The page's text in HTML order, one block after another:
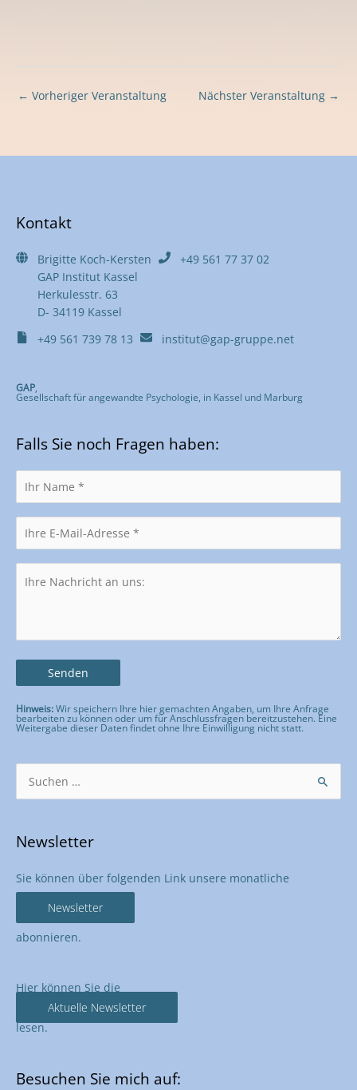
← Vorheriger Veranstaltung Nächster Veranstaltung →
Kontakt
Brigitte Koch-Kersten
GAP Institut Kassel
Herkulesstr. 63
D- 34119 Kassel
+49 561 77 37 02
+49 561 739 78 13 institut@gap-gruppe.net
GAP,
Gesellschaft für angewandte Psychologie, in Kassel und Marburg
Falls Sie noch Fragen haben:
Hinweis:Wir speichern Ihre hier gemachten Angaben, um Ihre Anfrage
bearbeiten zu können oder um für Anschlussfragen bereitzustehen. Eine
Weitergabe dieser Daten findet ohne Ihre Einwilligung nicht statt.
Bitte lasse dieses Feld leer.
Newsletter
Sie können über folgenden Link unsere monatliche
Newsletter
abonnieren.
Hier können Sie die
Aktuelle Newsletter
lesen.
Besuchen Sie mich auf: